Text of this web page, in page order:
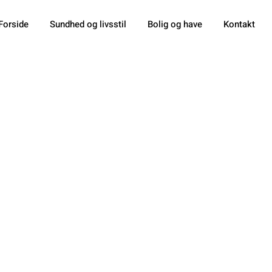
Sundhed og livsstil Bolig og have Kontakt